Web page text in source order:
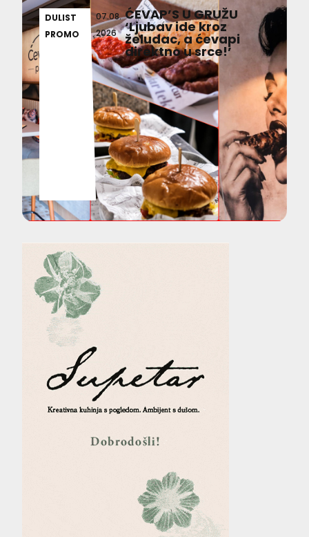
DULIST
PROMO
07.08.
2026
ĆEVAP’S U GRUŽU
‘Ljubav ide kroz
želudac, a ćevapi
direktno u srce!’